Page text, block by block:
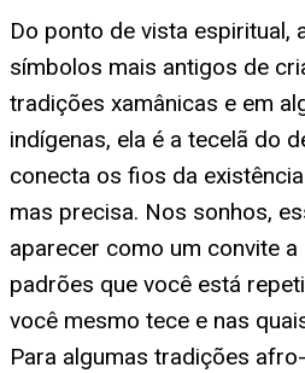
Do ponto de vista espiritual,
símbolos mais antigos de
tradições xamânicas e em
indígenas, ela é a tecelã do
conecta os fios da
mas precisa. Nos sonhos,
aparecer como um convite
padrões que você está
você mesmo tece e nas
Para algumas tradições